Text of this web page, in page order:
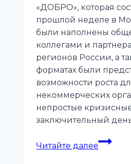
«ДОБРО», которая
прошлой неделе в
были наполнены
коллегами и
регионов России, а
форматах были
возможности роста
некоммерческих
непростые
заключительный
Читайте далее
ДОБРО
2016